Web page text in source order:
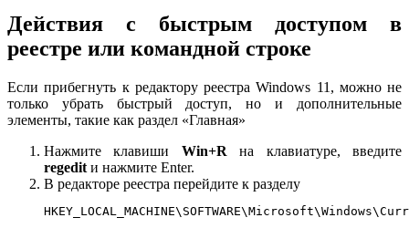
Действия с быстрым доступом в
реестре или командной строке
Если прибегнуть к редактору реестра Windows 11, можно не
только убрать быстрый доступ, но и дополнительные
элементы, такие как раздел «Главная»
Нажмите клавиши Win+R на клавиатуре, введите
regedit и нажмите Enter.
В редакторе реестра перейдите к разделу